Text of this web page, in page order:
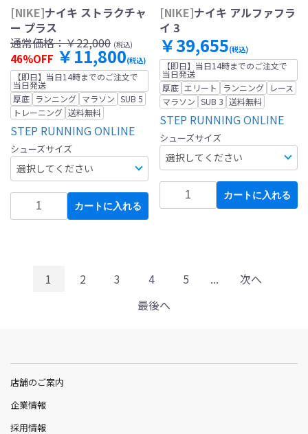
[NIKE]ナイキ ストラクチャ
ー プラス
通常価格：￥22,000 (税込)
46%OFF ￥11,800(税込)
【即日】当日14時までのご注文で
当日発送
厚底 ランニング マラソン SUB 5
トレーニング 送料無料
STEP RUNNING ONLINE
シューズサイズ
カートに入れる
[NIKE]ナイキ アルファフラ
イ 3
￥39,655(税込)
【即日】当日14時までのご注文で
当日発送
厚底 エリート ランニング
レース
マラソン SUB 3 送料無料
STEP RUNNING ONLINE
シューズサイズ
カートに入れる
1 2 3 4 5 ...
次へ
最後へ
店舗のご案内
企業情報
採用情報